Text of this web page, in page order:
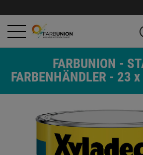
FARBUNION -
FARBENHÄNDLER - 23